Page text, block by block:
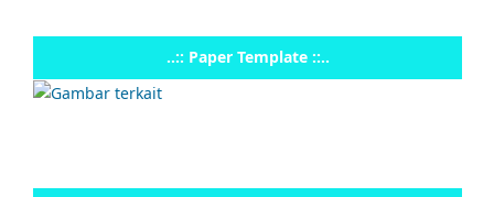
..:: Paper Template ::..